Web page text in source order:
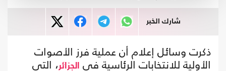
شارك الخبر
ذكرت وسائل إعلام أن عملية فرز الأصوات
الأولية للانتخابات الرئاسية في الجزائر ، التي